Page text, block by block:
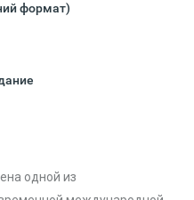
формат)
одной из